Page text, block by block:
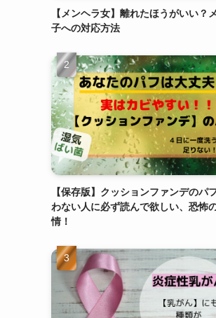
【メンヘラ女】離れたほうがいい？
子への対応方法
【保存版】クッションファンデのパ
わない人に必ず読んで欲しい、恐怖
情！